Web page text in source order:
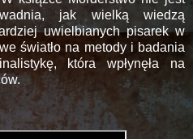
jak wielką wiedzą
uwielbianych pisarek w
światło na metody i badania
która wpłynęła na